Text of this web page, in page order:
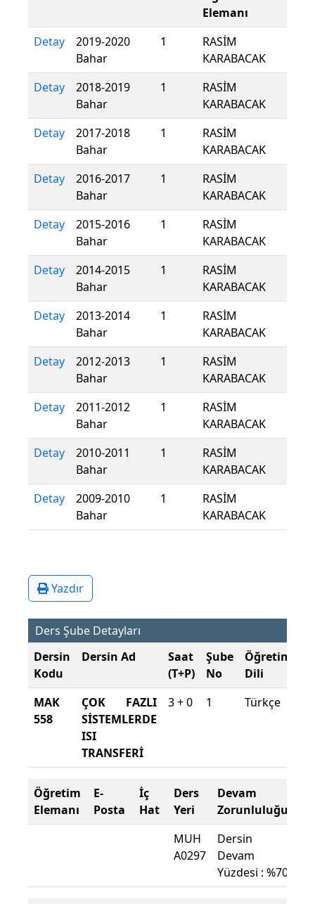
Elemanı
Detay
2019-2020
Bahar
1
RASİM
KARABACAK
Detay
2018-2019
Bahar
1
RASİM
KARABACAK
Detay
2017-2018
Bahar
1
RASİM
KARABACAK
Detay
2016-2017
Bahar
1
RASİM
KARABACAK
Detay
2015-2016
Bahar
1
RASİM
KARABACAK
Detay
2014-2015
Bahar
1
RASİM
KARABACAK
Detay
2013-2014
Bahar
1
RASİM
KARABACAK
Detay
2012-2013
Bahar
1
RASİM
KARABACAK
Detay
2011-2012
Bahar
1
RASİM
KARABACAK
Detay
2010-2011
Bahar
1
RASİM
KARABACAK
Detay
2009-2010
Bahar
1
RASİM
KARABACAK
Yazdır
Ders Şube Detayları
Dersin
Kodu
Dersin Ad
Saat
(T+P)
Şube
No
Öğretim
Dili
MAK
558
ÇOK FAZLI
SİSTEMLERDE
ISI
TRANSFERİ
3 + 0 1 Türkçe
Öğretim
Elemanı
E-
Posta
İç
Hat
Ders
Yeri
Devam
Zorunluluğu
MUH
A0297
Dersin
Devam
Yüzdesi : %70